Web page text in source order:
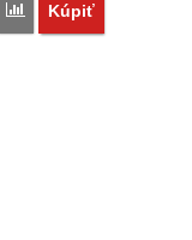
Porovnať
Kúpiť